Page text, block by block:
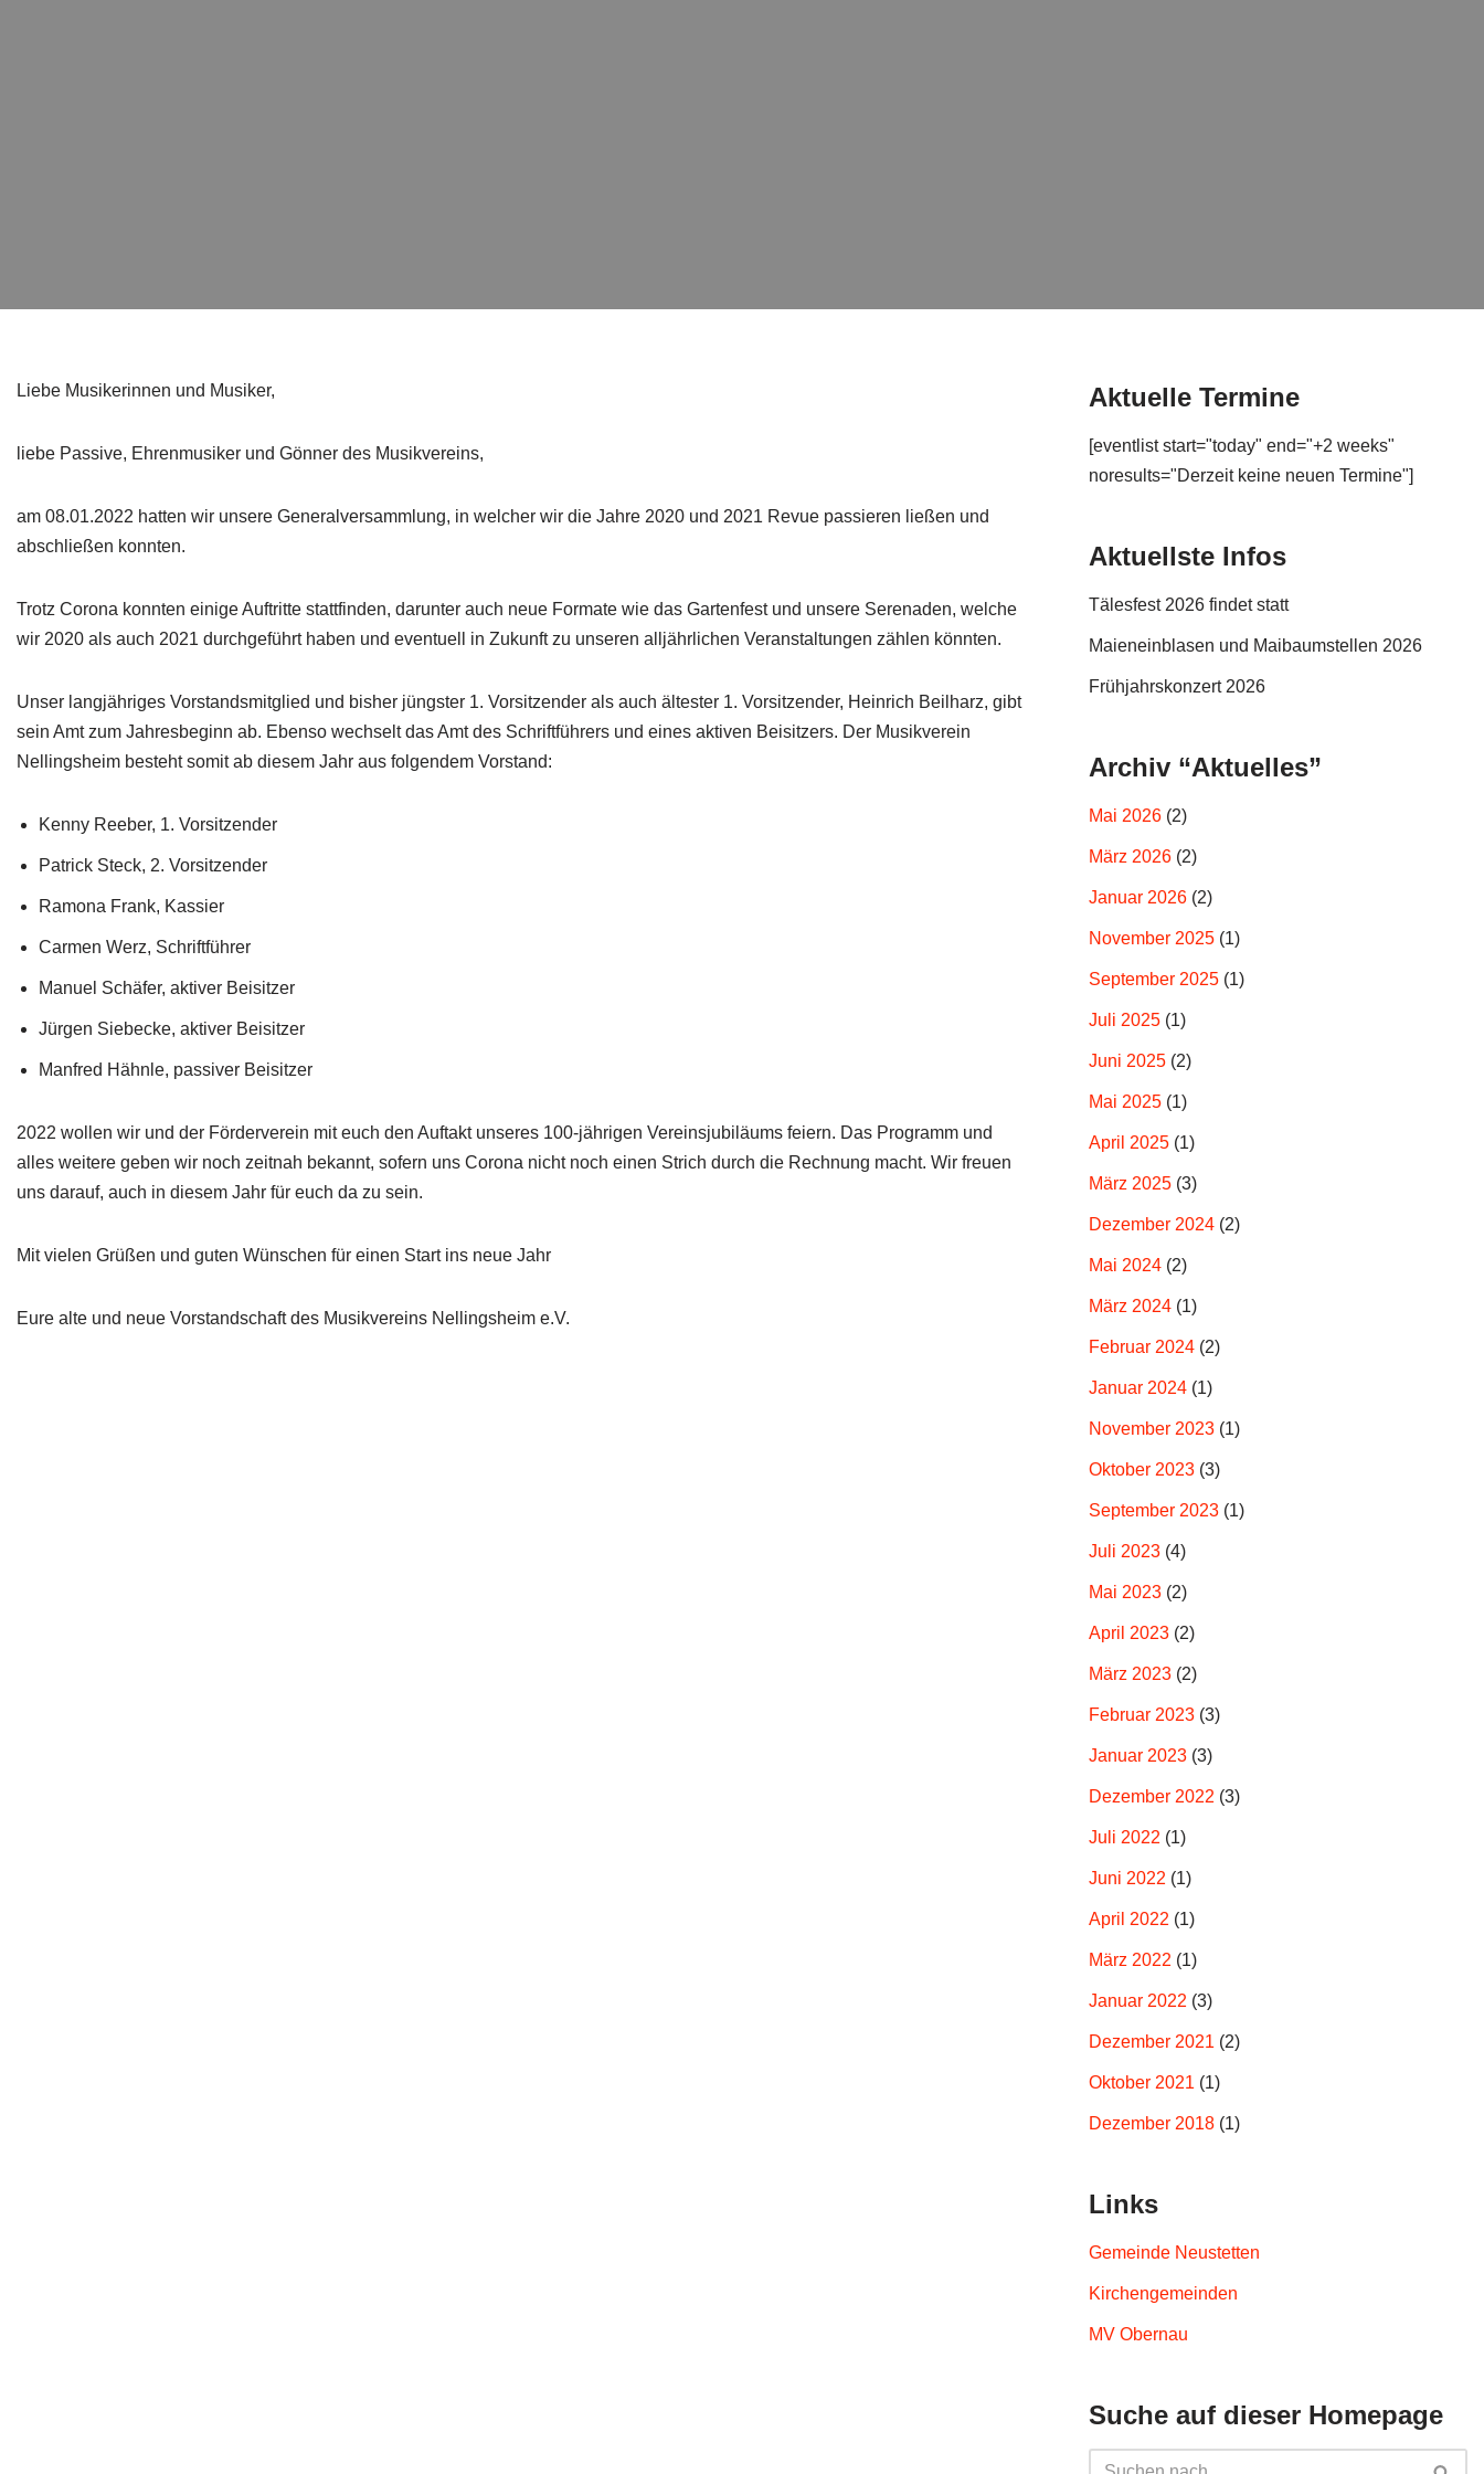
Liebe Musikerinnen und Musiker,
liebe Passive, Ehrenmusiker und Gönner des Musikvereins,
am 08.01.2022 hatten wir unsere Generalversammlung, in welcher wir die Jahre 2020 und 2021 Revue passieren ließen und
abschließen konnten.
Trotz Corona konnten einige Auftritte stattfinden, darunter auch neue Formate wie das Gartenfest und unsere Serenaden, welche
wir 2020 als auch 2021 durchgeführt haben und eventuell in Zukunft zu unseren alljährlichen Veranstaltungen zählen könnten.
Unser langjähriges Vorstandsmitglied und bisher jüngster 1. Vorsitzender als auch ältester 1. Vorsitzender, Heinrich Beilharz, gibt
sein Amt zum Jahresbeginn ab. Ebenso wechselt das Amt des Schriftführers und eines aktiven Beisitzers. Der Musikverein
Nellingsheim besteht somit ab diesem Jahr aus folgendem Vorstand:
Kenny Reeber, 1. Vorsitzender
Patrick Steck, 2. Vorsitzender
Ramona Frank, Kassier
Carmen Werz, Schriftführer
Manuel Schäfer, aktiver Beisitzer
Jürgen Siebecke, aktiver Beisitzer
Manfred Hähnle, passiver Beisitzer
2022 wollen wir und der Förderverein mit euch den Auftakt unseres 100-jährigen Vereinsjubiläums feiern. Das Programm und
alles weitere geben wir noch zeitnah bekannt, sofern uns Corona nicht noch einen Strich durch die Rechnung macht. Wir freuen
uns darauf, auch in diesem Jahr für euch da zu sein.
Mit vielen Grüßen und guten Wünschen für einen Start ins neue Jahr
Eure alte und neue Vorstandschaft des Musikvereins Nellingsheim e.V.
Aktuelle Termine
[eventlist start="today" end="+2 weeks"
noresults="Derzeit keine neuen Termine"]
Aktuellste Infos
Tälesfest 2026 findet statt
Maieneinblasen und Maibaumstellen 2026
Frühjahrskonzert 2026
Archiv “Aktuelles”
Mai 2026(2)
März 2026(2)
Januar 2026(2)
November 2025(1)
September 2025(1)
Juli 2025(1)
Juni 2025(2)
Mai 2025(1)
April 2025(1)
März 2025(3)
Dezember 2024(2)
Mai 2024(2)
März 2024(1)
Februar 2024(2)
Januar 2024(1)
November 2023(1)
Oktober 2023(3)
September 2023(1)
Juli 2023(4)
Mai 2023(2)
April 2023(2)
März 2023(2)
Februar 2023(3)
Januar 2023(3)
Dezember 2022 (3)
Juli 2022 (1)
Juni 2022 (1)
April 2022 (1)
März 2022 (1)
Januar 2022 (3)
Dezember 2021 (2)
Oktober 2021 (1)
Dezember 2018(1)
Links
Gemeinde Neustetten
Kirchengemeinden
MV Obernau
Suche auf dieser Homepage